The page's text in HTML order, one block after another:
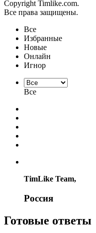
Copyright Timlike.com.
Все права защищены.
Все
Избранные
Новые
Онлайн
Игнор
Все
TimLike Team,
Россия
Готовые ответы